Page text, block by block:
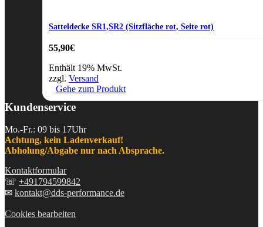
Satteldecke SR1,SR2 (Sitzfläche rot, Seite rot)
55,90€
Enthält 19% MwSt.
zzgl. Versand
Gehe zum Produkt
Kundenservice
Mo.-Fr.: 09 bis 17Uhr
Achtung, kein Ladenverkauf!
Abholung/Abgabe nur nach Absprache.
Kontaktformular
☏ +491794599842
✉ kontakt@dds-performance.de
Cookies bearbeiten